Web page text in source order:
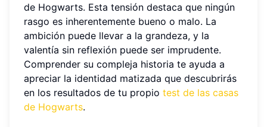
de Hogwarts. Esta tensión destaca que ningún
rasgo es inherentemente bueno o malo. La
ambición puede llevar a la grandeza, y la
valentía sin reflexión puede ser imprudente.
Comprender su compleja historia te ayuda a
apreciar la identidad matizada que descubrirás
en los resultados de tu propio test de las casas
de Hogwarts.